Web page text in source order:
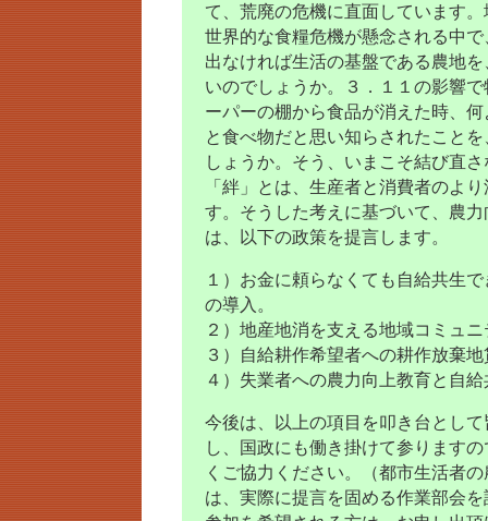
て、荒廃の危機に直面しています
世界的な食糧危機が懸念される中
出なければ生活の基盤である農地
いのでしょうか。３．１１の影響
ーパーの棚から食品が消えた時、
と食べ物だと思い知らされたこと
しょうか。そう、いまこそ結び直
「絆」とは、生産者と消費者のよ
す。そうした考えに基づいて、農
は、以下の政策を提言します。
１）お金に頼らなくても自給共生
の導入。
２）地産地消を支える地域コミュ
３）自給耕作希望者への耕作放棄
４）失業者への農力向上教育と自
今後は、以上の項目を叩き台とし
し、国政にも働き掛けて参ります
くご協力ください。（都市生活者
は、実際に提言を固める作業部会